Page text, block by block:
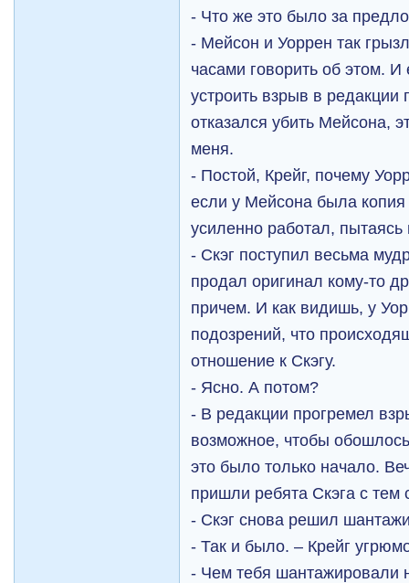
- Что же это было за
- Мейсон и Уоррен так
часами говорить об этом.
устроить взрыв в редакции
отказался убить Мейсона,
меня.
- Постой, Крейг, почему
если у Мейсона была
усиленно работал, пытаясь
- Скэг поступил весьма
продал оригинал кому-то
причем. И как видишь, у
подозрений, что
отношение к Скэгу.
- Ясно. А потом?
- В редакции прогремел
возможное, чтобы
это было только начало.
пришли ребята Скэга с
- Скэг снова решил
- Так и было. – Крейг
- Чем тебя шантажировали